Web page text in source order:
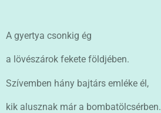
A gyertya csonkig ég
a lövészárok fekete földjében.
Szívemben hány bajtárs emléke él,
kik alusznak már a bombatölcsérben.